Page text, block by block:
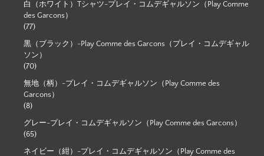
白（ホワイト）Tシャツ-プレイ・コムデギャルソン（Play Comme
des Garcons）
(77)
黒（ブラック）-Play Comme des Garcons（プレイ・コムデギャル
ソン）
(70)
無地（柄）-プレイ・コムデギャルソン（Play Comme des
Garcons）
(8)
グレー-プレイ・コムデギャルソン（Play Comme des Garcons）
(65)
ネイビー（紺）-プレイ・コムデギャルソン（Play Comme des